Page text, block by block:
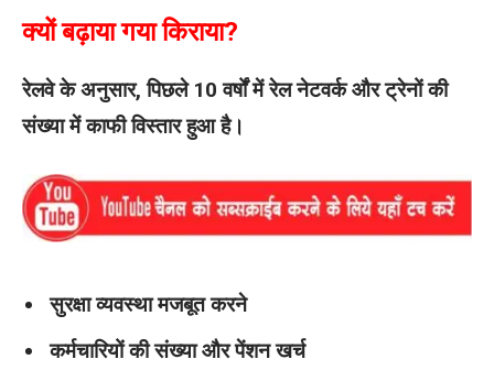
क्यों बढ़ाया गया किराया?
रेलवे के अनुसार, पिछले 10 वर्षों में रेल नेटवर्क और ट्रेनों की
संख्या में काफी विस्तार हुआ है।
सुरक्षा व्यवस्था मजबूत करने
कर्मचारियों की संख्या और पेंशन खर्च